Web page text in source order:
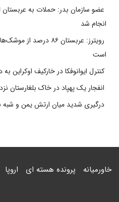
عضو سازمان بدر: حملات به عربستان
انجام شد
رویترز: عربستان ۸۶
است
کنترل ایوانوفکا در خارکیف اوکراین
انفجار یک پهپاد در خاک بلغارستان
درگیری شدید میان ارتش یمن و شبه
خاورمیانه پرونده هسته ای اروپا